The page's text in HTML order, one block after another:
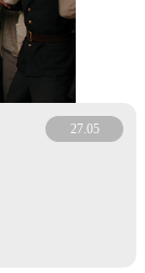
27.05